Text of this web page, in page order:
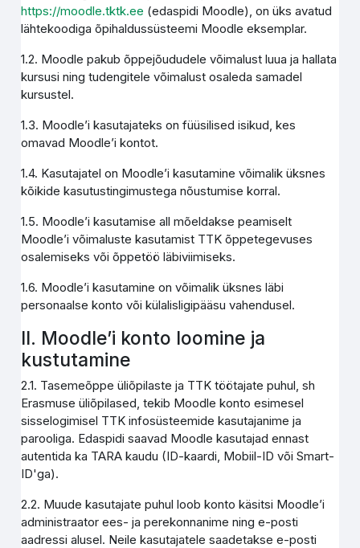
https://moodle.tktk.ee (edaspidi Moodle), on üks avatud
lähtekoodiga õpihaldussüsteemi Moodle eksemplar.
1.2. Moodle pakub õppejõududele võimalust luua ja hallata
kursusi ning tudengitele võimalust osaleda samadel
kursustel.
1.3. Moodle’i kasutajateks on füüsilised isikud, kes
omavad Moodle’i kontot.
1.4. Kasutajatel on Moodle’i kasutamine võimalik üksnes
kõikide kasutustingimustega nõustumise korral.
1.5. Moodle’i kasutamise all mõeldakse peamiselt
Moodle’i võimaluste kasutamist TTK õppetegevuses
osalemiseks või õppetöö läbiviimiseks.
1.6. Moodle’i kasutamine on võimalik üksnes läbi
personaalse konto või külalisligipääsu vahendusel.
II. Moodle’i konto loomine ja
kustutamine
2.1. Tasemeõppe üliõpilaste ja TTK töötajate puhul, sh
Erasmuse üliõpilased, tekib Moodle konto esimesel
sisselogimisel TTK infosüsteemide kasutajanime ja
parooliga. Edaspidi saavad Moodle kasutajad ennast
autentida ka TARA kaudu (ID-kaardi, Mobiil-ID või Smart-
ID'ga).
2.2. Muude kasutajate puhul loob konto käsitsi Moodle’i
administraator ees- ja perekonnanime ning e-posti
aadressi alusel. Neile kasutajatele saadetakse e-posti